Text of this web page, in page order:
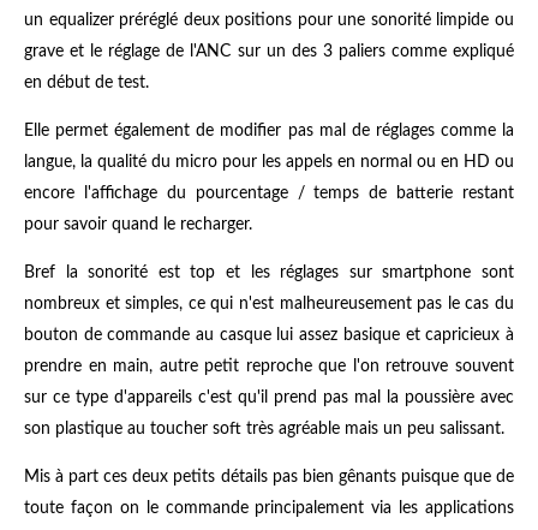
un equalizer préréglé deux positions pour une sonorité limpide ou
grave et le réglage de l'ANC sur un des 3 paliers comme expliqué
en début de test.
Elle permet également de modifier pas mal de réglages comme la
langue, la qualité du micro pour les appels en normal ou en HD ou
encore l'affichage du pourcentage / temps de batterie restant
pour savoir quand le recharger.
Bref la sonorité est top et les réglages sur smartphone sont
nombreux et simples, ce qui n'est malheureusement pas le cas du
bouton de commande au casque lui assez basique et capricieux à
prendre en main, autre petit reproche que l'on retrouve souvent
sur ce type d'appareils c'est qu'il prend pas mal la poussière avec
son plastique au toucher soft très agréable mais un peu salissant.
Mis à part ces deux petits détails pas bien gênants puisque que de
toute façon on le commande principalement via les applications